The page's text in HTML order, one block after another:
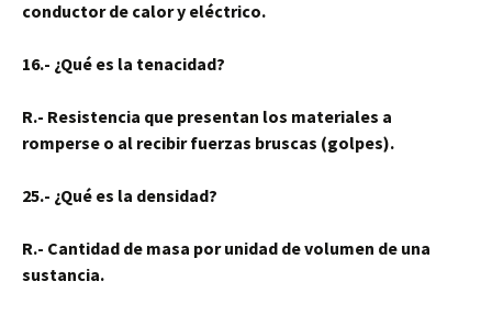
conductor de calor y eléctrico.
16.- ¿Qué es la tenacidad?
R.- Resistencia que presentan los materiales a
romperse o al recibir fuerzas bruscas (golpes).
25.- ¿Qué es la densidad?
R.- Cantidad de masa por unidad de volumen de una
sustancia.